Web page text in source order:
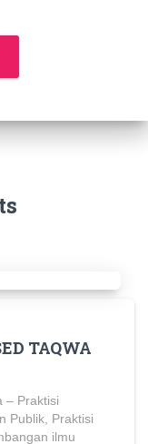
TAQWA
– Praktisi
Publik, Praktisi
ilmu